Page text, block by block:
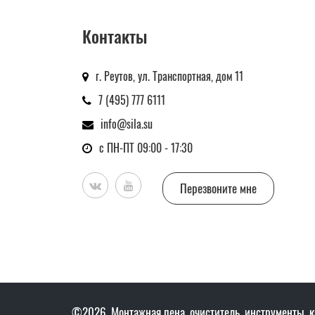
Контакты
г. Реутов, ул. Транспортная, дом 11
7 (495) 777 6111
info@sila.su
с ПН-ПТ 09:00 - 17:30
Перезвоните мне